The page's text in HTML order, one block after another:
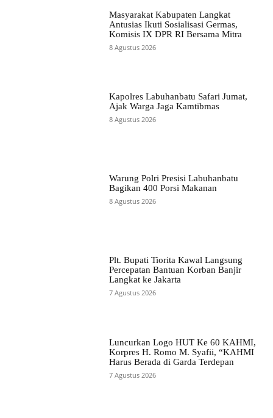
Masyarakat Kabupaten Langkat
Antusias Ikuti Sosialisasi Germas,
Komisis IX DPR RI Bersama Mitra
8 Agustus 2026
Kapolres Labuhanbatu Safari Jumat,
Ajak Warga Jaga Kamtibmas
8 Agustus 2026
Warung Polri Presisi Labuhanbatu
Bagikan 400 Porsi Makanan
8 Agustus 2026
Plt. Bupati Tiorita Kawal Langsung
Percepatan Bantuan Korban Banjir
Langkat ke Jakarta
7 Agustus 2026
Luncurkan Logo HUT Ke 60 KAHMI,
Korpres H. Romo M. Syafii, “KAHMI
Harus Berada di Garda Terdepan
7 Agustus 2026